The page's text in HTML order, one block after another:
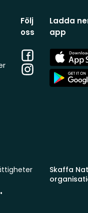
Följ
oss
Facebook
Instagram
Ladda
app
App
Store
App
Store
Skaffa